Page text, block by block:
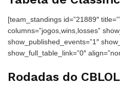
[team_standings id=”21889″
columns=”jogos,wins,losses”
show_published_events=”1″
show_full_table_link=”0″
Rodadas do